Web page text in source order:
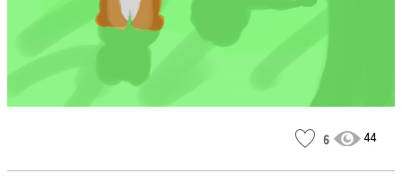
6 44